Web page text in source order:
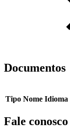
Documentos
Tipo Nome Idioma
Fale conosco